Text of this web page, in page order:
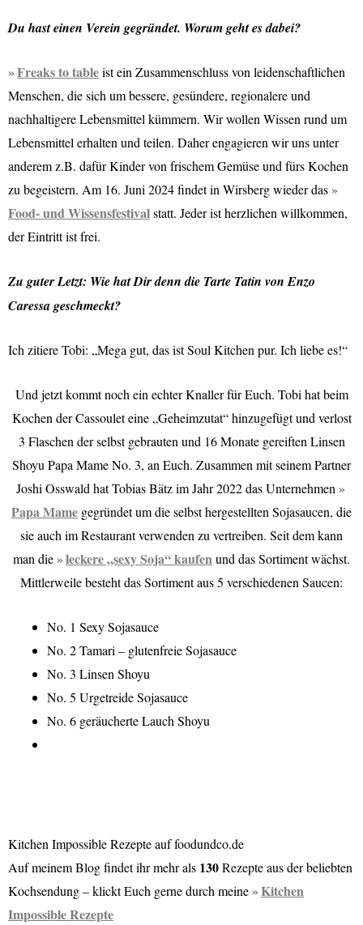
Du hast einen Verein gegründet. Worum geht es dabei?
Freaks to tableist ein Zusammenschluss von leidenschaftlichen
Menschen, die sich um bessere, gesündere, regionalere und
nachhaltigere Lebensmittel kümmern. Wir wollen Wissen rund um
Lebensmittel erhalten und teilen. Daher engagieren wir uns unter
anderem z.B. dafür Kinder von frischem Gemüse und fürs Kochen
zu begeistern. Am 16. Juni 2024 findet in Wirsberg wieder das
Food- und Wissensfestivalstatt. Jeder ist herzlichen willkommen,
der Eintritt ist frei.
Zu guter Letzt: Wie hat Dir denn die Tarte Tatin von Enzo
Caressa geschmeckt?
Ich zitiere Tobi: „Mega gut, das ist Soul Kitchen pur. Ich liebe es!“
Und jetzt kommt noch ein echter Knaller für Euch. Tobi hat beim
Kochen der Cassoulet eine „Geheimzutat“ hinzugefügt und verlost
3 Flaschen der selbst gebrauten und 16 Monate gereiften Linsen
Shoyu Papa Mame No. 3, an Euch. Zusammen mit seinem Partner
Joshi Osswald hat Tobias Bätz im Jahr 2022 das Unternehmen
Papa Mame gegründet um die selbst hergestellten Sojasaucen, die
sie auch im Restaurant verwenden zu vertreiben. Seit dem kann
man die
leckere „sexy Soja“ kaufenund das Sortiment wächst.
Mittlerweile besteht das Sortiment aus 5 verschiedenen Saucen:
No. 1 Sexy Sojasauce
No. 2 Tamari – glutenfreie Sojasauce
No. 3 Linsen Shoyu
No. 5 Urgetreide Sojasauce
No. 6 geräucherte Lauch Shoyu
Kitchen Impossible Rezepte auf foodundco.de
Auf meinem Blog findet ihr mehr als 130Rezepte aus der beliebten
Kochsendung – klickt Euch gerne durch meine
Kitchen
Impossible Rezepte